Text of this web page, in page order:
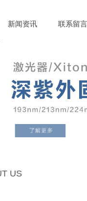
新闻资讯 联系留言
US